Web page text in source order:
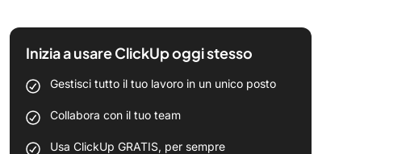
Inizia a usare ClickUp oggi stesso
Gestisci tutto il tuo lavoro in un unico posto
Collabora con il tuo team
Usa ClickUp GRATIS, per sempre